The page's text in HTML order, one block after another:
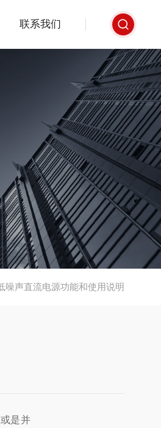
联系我们
噪声直流电源功能和使用说明
是并